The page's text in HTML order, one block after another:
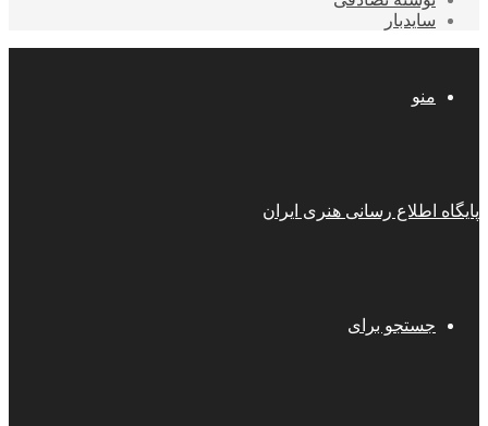
سایدبار
منو
پایگاه اطلاع رسانی هنری ایران
جستجو برای